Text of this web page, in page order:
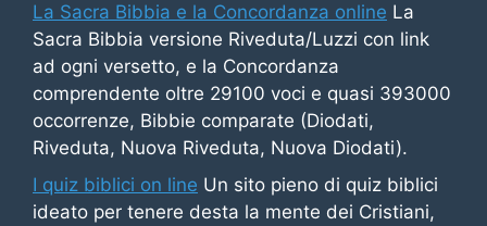
La Sacra Bibbia e la Concordanza online La
Sacra Bibbia versione Riveduta/Luzzi con link
ad ogni versetto, e la Concordanza
comprendente oltre 29100 voci e quasi 393000
occorrenze, Bibbie comparate (Diodati,
Riveduta, Nuova Riveduta, Nuova Diodati).
I quiz biblici on line Un sito pieno di quiz biblici
ideato per tenere desta la mente dei Cristiani,